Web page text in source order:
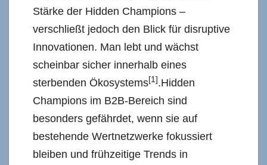
Stärke der Hidden Champions –
verschließt jedoch den Blick für disruptive
Innovationen. Man lebt und wächst
scheinbar sicher innerhalb eines
sterbenden Ökosystems[1] .Hidden
Champions im B2B-Bereich sind
besonders gefährdet, wenn sie auf
bestehende Wertnetzwerke fokussiert
bleiben und frühzeitige Trends in